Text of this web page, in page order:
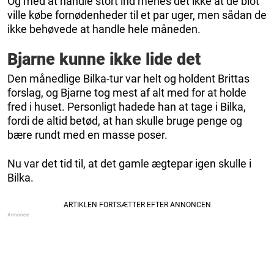
ville købe fornødenheder til et par uger, men sådan de
ikke behøvede at handle hele måneden.
Bjarne kunne ikke lide det
Den månedlige Bilka-tur var helt og holdent Brittas
forslag, og Bjarne tog mest af alt med for at holde
fred i huset. Personligt hadede han at tage i Bilka,
fordi de altid betød, at han skulle bruge penge og
bære rundt med en masse poser.
Nu var det tid til, at det gamle ægtepar igen skulle i
Bilka.